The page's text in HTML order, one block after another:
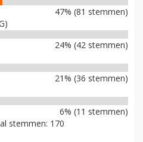
47% (81 stemmen)
24% (42 stemmen)
21% (36 stemmen)
6% (11 stemmen)
stemmen: 170